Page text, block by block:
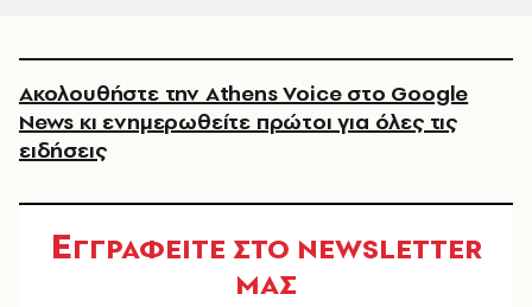
Ακολουθήστε την Athens Voice στο Google
News κι ενημερωθείτε πρώτοι για όλες τις
ειδήσεις
ΕΓΓΡΑΦΕΙΤΕ ΣΤΟ NEWSLETTER
ΜΑΣ